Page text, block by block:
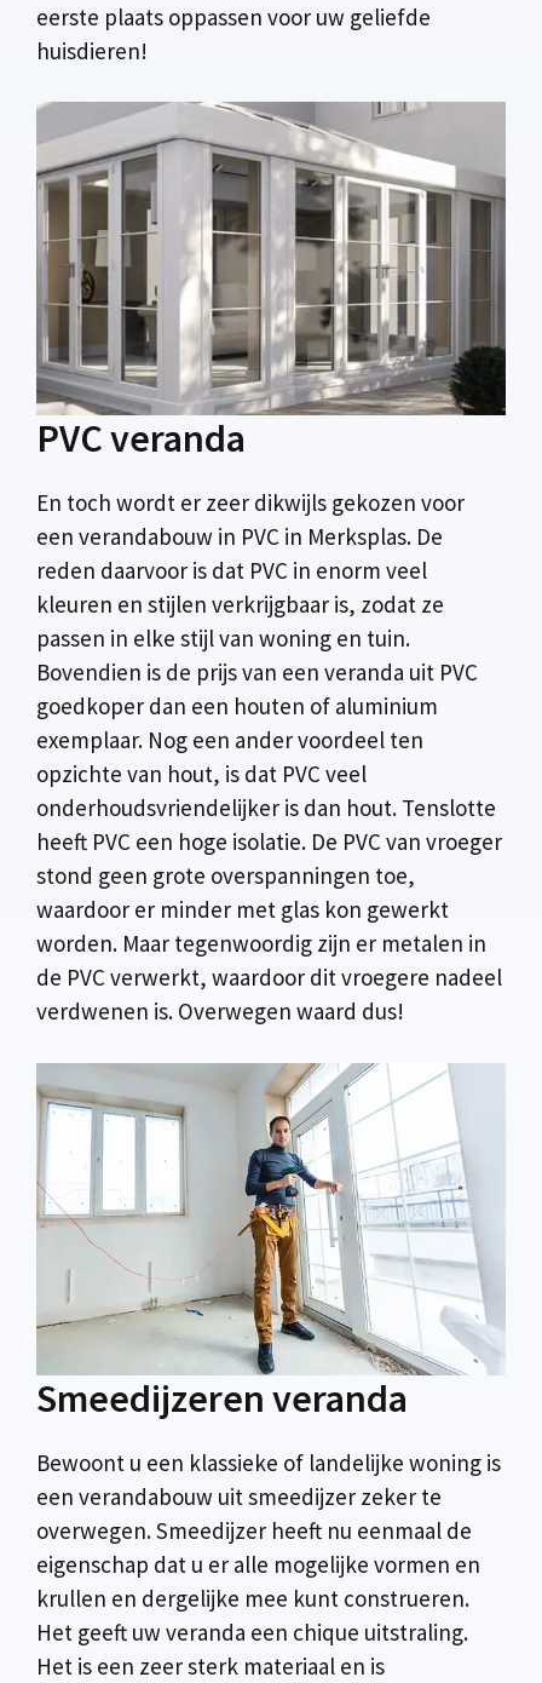
eerste plaats oppassen voor uw geliefde
huisdieren!
PVC veranda
En toch wordt er zeer dikwijls gekozen voor
een verandabouw in PVC in Merksplas. De
reden daarvoor is dat PVC in enorm veel
kleuren en stijlen verkrijgbaar is, zodat ze
passen in elke stijl van woning en tuin.
Bovendien is de prijs van een veranda uit PVC
goedkoper dan een houten of aluminium
exemplaar. Nog een ander voordeel ten
opzichte van hout, is dat PVC veel
onderhoudsvriendelijker is dan hout. Tenslotte
heeft PVC een hoge isolatie. De PVC van vroeger
stond geen grote overspanningen toe,
waardoor er minder met glas kon gewerkt
worden. Maar tegenwoordig zijn er metalen in
de PVC verwerkt, waardoor dit vroegere nadeel
verdwenen is. Overwegen waard dus!
Smeedijzeren veranda
Bewoont u een klassieke of landelijke woning is
een verandabouw uit smeedijzer zeker te
overwegen. Smeedijzer heeft nu eenmaal de
eigenschap dat u er alle mogelijke vormen en
krullen en dergelijke mee kunt construeren.
Het geeft uw veranda een chique uitstraling.
Het is een zeer sterk materiaal en is